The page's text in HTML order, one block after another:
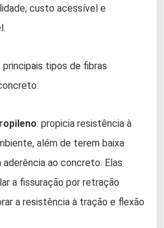
custo acessível e
tipos de fibras
: propicia resistência à
além de terem baixa
aderência ao concreto. Elas
a fissuração por retração
a resistência à tração e flexão